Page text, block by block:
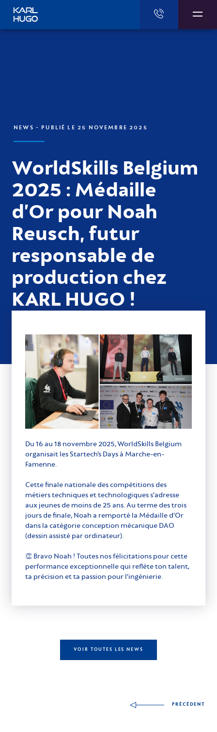
NEWS - PUBLIÉ LE 25 NOVEMBRE 2025
WorldSkills Belgium
2025 : Médaille
d’Or pour Noah
Reusch, futur
responsable de
production chez
KARL HUGO !
Du 16 au 18 novembre 2025, WorldSkills Belgium
organisait les Startech’s Days à Marche-en-
Famenne.
Cette finale nationale des compétitions des
métiers techniques et technologiques s’adresse
aux jeunes de moins de 25 ans. Au terme des trois
jours de finale, Noah a remporté la Médaille d’Or
dans la catégorie conception mécanique DAO
(dessin assisté par ordinateur).
👏 Bravo Noah ! Toutes nos félicitations pour cette
performance exceptionnelle qui reflète ton talent,
ta précision et ta passion pour l’ingénierie.
VOIR TOUTES LES NEWS
PRÉCÉDENT
Karl Hugo